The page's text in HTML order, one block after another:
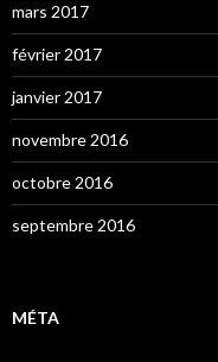
mars 2017
février 2017
janvier 2017
novembre 2016
octobre 2016
septembre 2016
MÉTA